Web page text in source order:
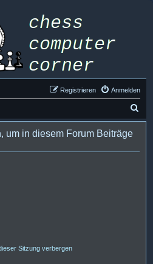
Anmelden
Registrieren
u
um in diesem Forum Beiträge
Sitzung verbergen